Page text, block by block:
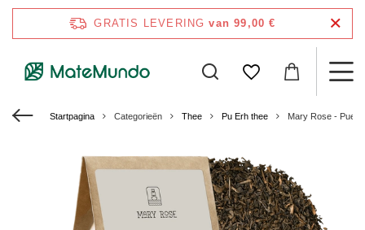
GRATIS LEVERING van 99,00 €
Startpagina Categorieën Thee Pu Erh thee Mary Rose -